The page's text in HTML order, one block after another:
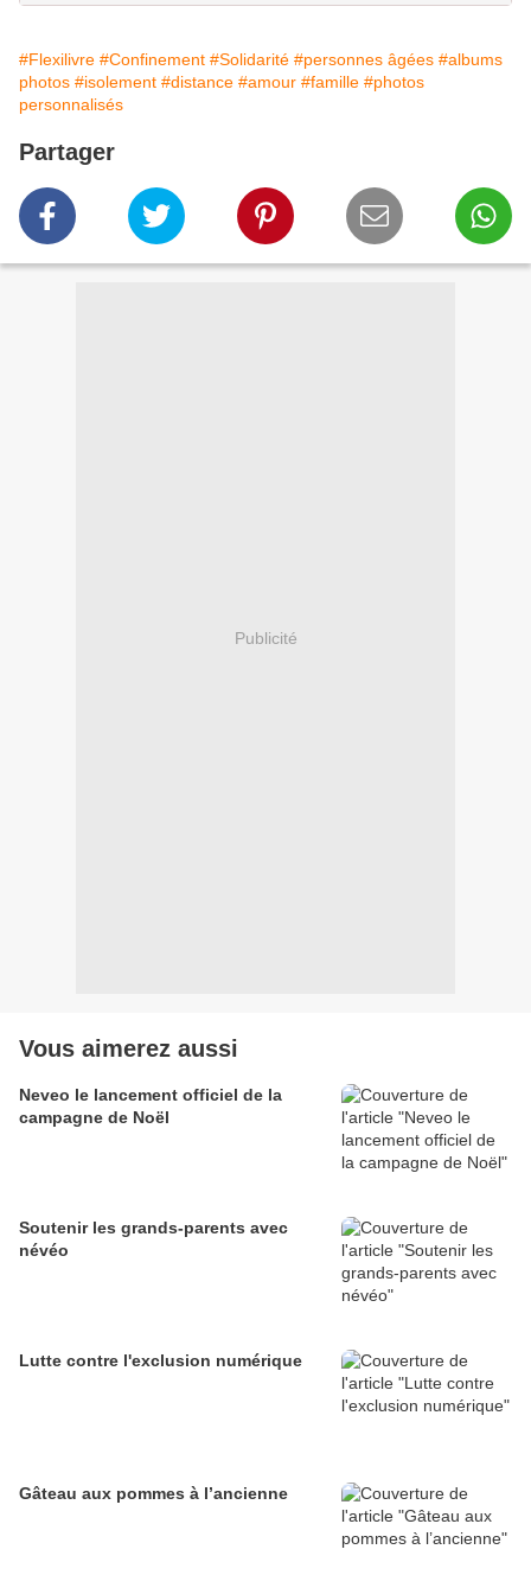
#Flexilivre #Confinement #Solidarité #personnes âgées #albums
photos #isolement #distance #amour #famille #photos
personnalisés
Partager
Publicité
Vous aimerez aussi
Neveo le lancement officiel de la
campagne de Noël
Soutenir les grands-parents avec
névéo
Lutte contre l'exclusion numérique
Gâteau aux pommes à l’ancienne